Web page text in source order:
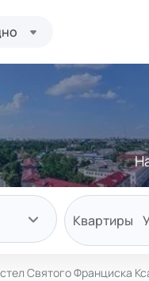
Квартиры
Святого Франциска